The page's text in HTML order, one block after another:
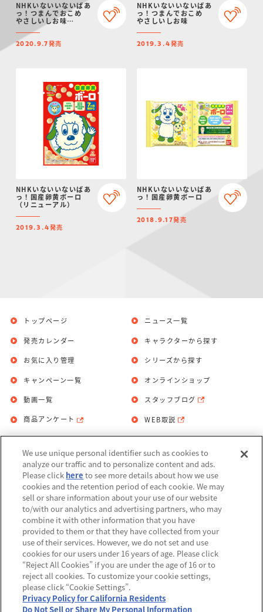
NHKいないいないばあ
っ！つまんでおこめ
やさしいしお味
（2020年9月リニュー
アル）
2020.9.7発売
NHKいないいないばあ
っ！つまんでおこめ
やさしいしお味
2019.3.4発売
NHKいないいないばあ
っ！国産卵黄ボーロ
（リニューアル）
2019.3.4発売
NHKいないいないばあ
っ！国産卵黄ボーロ
2018.9.17発売
トップページ
発売カレンダー
お気に入り管理
ニュース一覧
キャラクターから探す
シリーズから探す
キャンペーン一覧
動画一覧
商品アンケート
オンラインショップ
スタッフブログ
WEB取説
お問い合わせ 個人情報保護方針
利用規約
Do Not Sell or Share My Personal
Information
アレルギー情報
©BANDAI
We use unique personal identifier such as cookies to
analyze our traffic and to personalize content and ads.
Please click here to see more details about how we use
cookies and the retention period of each cookie. We may
sell or share information about your use of our website
to/with our analytics and advertising partners, who may
combine it with other information that you have
provided to them or that they have collected from your
use of their services. However, we do not set and use
cookies for our users under 16 years of age. Please click
“Reject All Cookies” if you are under the age of 16 or to
reject all cookies. To customize your cookie settings,
please click “Cookie Settings”.
Privacy Policy for California Residents
Do Not Sell or Share My Personal Information